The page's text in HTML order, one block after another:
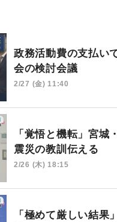
政務活動費の支払い
会の検討会議
2/27 (金) 11:40
「覚悟と機転」宮
震災の教訓伝える
2/26 (木) 18:15
「極めて厳しい結